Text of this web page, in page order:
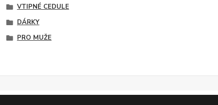
VTIPNÉ CEDULE
DÁRKY
PRO MUŽE